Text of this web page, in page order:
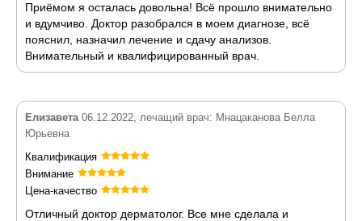
Приёмом я осталась довольна! Всё прошло внимательно
и вдумчиво. Доктор разобрался в моем диагнозе, всё
пояснил, назначил лечение и сдачу анализов.
Внимательный и квалифицированный врач.
Елизавета06.12.2022, лечащий врач: Мнацаканова Белла
Юрьевна
Квалификация
Внимание
Цена-качество
Отличный доктор дерматолог. Все мне сделала и